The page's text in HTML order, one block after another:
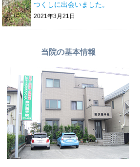
つくしに出会いました。
2021年3月21日
当院の基本情報